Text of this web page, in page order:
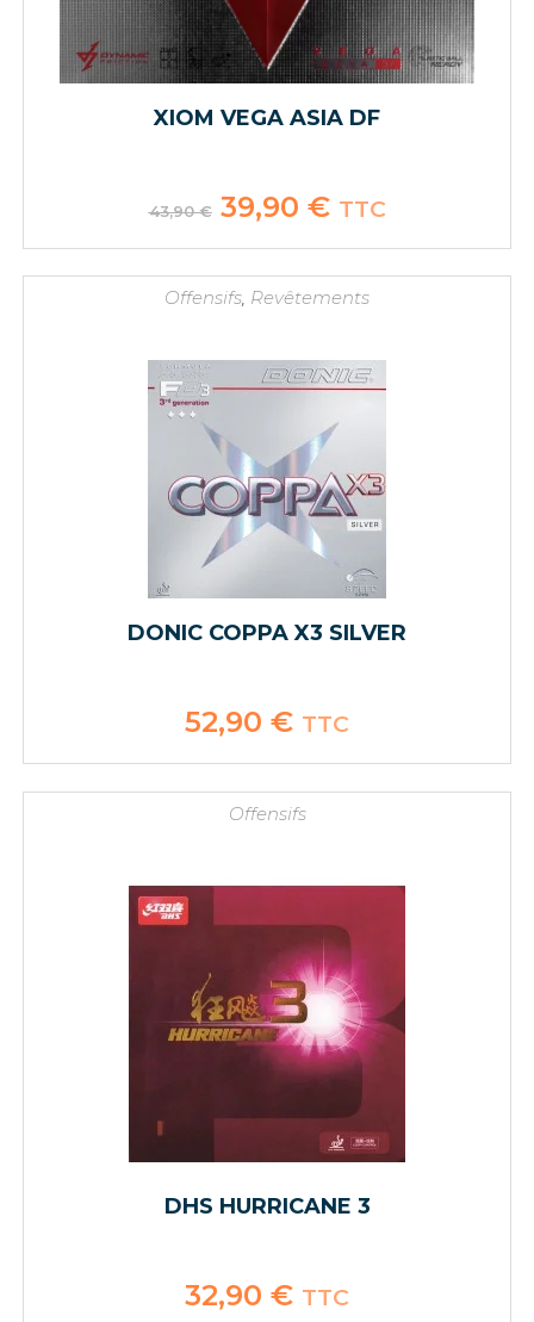
XIOM VEGA ASIA DF
43,90€ Le
prix
était :
39,90 €Le
prix
est :
TTC
Offensifs, Revêtements
DONIC COPPA X3 SILVER
52,90 € TTC
Offensifs
DHS HURRICANE 3
32,90 € TTC